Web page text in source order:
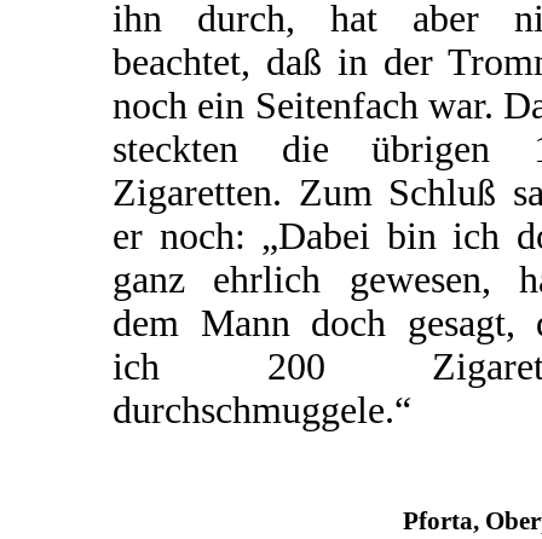
ihn durch, hat aber
beachtet, daß in der
noch ein Seitenfach war.
steckten die übrigen
Zigaretten. Zum Schluß
er noch: „Dabei bin ich
ganz ehrlich gewesen,
dem Mann doch gesagt,
ich 200
durchschmuggele.“
Pforta,